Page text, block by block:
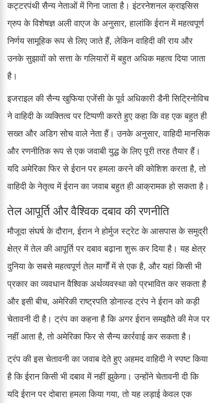
कट्टरपंथी सैन्य नेताओं में गिना जाता है। इंटरनेशनल क्राइसिस
ग्रुप के विशेषज्ञ अली वाएज के अनुसार, हालांकि ईरान में महत्वपूर्ण
निर्णय सामूहिक रूप से लिए जाते हैं, लेकिन वाहिदी की राय और
उनके सुझावों को सत्ता के गलियारों में बहुत अधिक महत्व दिया जाता
है।
इजराइल की सैन्य खुफिया एजेंसी के पूर्व अधिकारी डैनी सिट्रिनोविच
ने वाहिदी के व्यक्तित्व पर टिप्पणी करते हुए कहा कि वह एक बहुत ही
सख्त और अडिग सोच वाले नेता हैं। उनके अनुसार, वाहिदी मानसिक
और रणनीतिक रूप से एक जवाबी युद्ध के लिए पूरी तरह तैयार हैं।
यदि अमेरिका फिर से ईरान पर हमला करने की कोशिश करता है, तो
वाहिदी के नेतृत्व में ईरान का जवाब बहुत ही आक्रामक हो सकता है।
तेल आपूर्ति और वैश्विक दबाव की रणनीति
मौजूदा संघर्ष के दौरान, ईरान ने होर्मुज स्ट्रेट के आसपास के समुद्री
क्षेत्र में तेल की आपूर्ति पर दबाव बढ़ाना शुरू कर दिया है। यह क्षेत्र
दुनिया के सबसे महत्वपूर्ण तेल मार्गों में से एक है, और यहां किसी भी
प्रकार का व्यवधान वैश्विक अर्थव्यवस्था को प्रभावित कर सकता है
और इसी बीच, अमेरिकी राष्ट्रपति डोनाल्ड ट्रंप ने ईरान को कड़ी
चेतावनी दी है। ट्रंप का कहना है कि अगर ईरान समझौते की मेज पर
नहीं आता है, तो अमेरिका फिर से सैन्य कार्रवाई कर सकता है।
ट्रंप की इस चेतावनी का जवाब देते हुए अहमद वाहिदी ने स्पष्ट किया
है कि ईरान किसी भी दबाव में नहीं झुकेगा। उन्होंने चेतावनी दी कि
यदि ईरान पर दोबारा हमला किया गया, तो यह लड़ाई केवल एक